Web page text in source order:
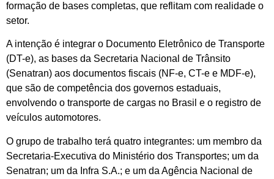
formação de bases completas, que reflitam com realidade o
setor.
A intenção é integrar o Documento Eletrônico de Transporte
(DT-e), as bases da Secretaria Nacional de Trânsito
(Senatran) aos documentos fiscais (NF-e, CT-e e MDF-e),
que são de competência dos governos estaduais,
envolvendo o transporte de cargas no Brasil e o registro de
veículos automotores.
O grupo de trabalho terá quatro integrantes: um membro da
Secretaria-Executiva do Ministério dos Transportes; um da
Senatran; um da Infra S.A.; e um da Agência Nacional de